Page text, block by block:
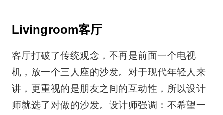
Livingroom客厅
客厅打破了传统观念，不再是前面一个电视
机，放一个三人座的沙发。对于现代年轻人来
讲，更重视的是朋友之间的互动性，所以设计
师就选了对做的沙发。设计师强调：不希望一